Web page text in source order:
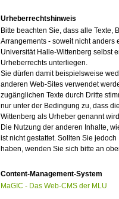
Urheberrechtshinweis
Bitte beachten Sie, dass alle Texte,
Arrangements - soweit nicht anders
Universität Halle-Wittenberg selbst
Urheberrechts unterliegen.
Sie dürfen damit beispielsweise
anderen Web-Sites verwendet
zugänglichen Texte durch Dritte
nur unter der Bedingung zu, dass
Wittenberg als Urheber genannt
Die Nutzung der anderen Inhalte,
ist nicht gestattet. Sollten Sie
haben, wenden Sie sich bitte an
Content-Management-System
MaGIC - Das Web-CMS der MLU